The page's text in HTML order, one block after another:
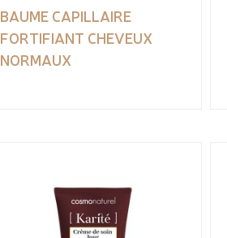
BAUME CAPILLAIRE
FORTIFIANT CHEVEUX
NORMAUX